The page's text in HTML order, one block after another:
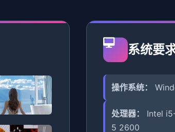
系统要
操作系统：
处理器：
Intel
5 2600